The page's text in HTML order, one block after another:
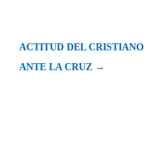
ACTITUD DEL CRISTIANO
ANTE LA CRUZ →